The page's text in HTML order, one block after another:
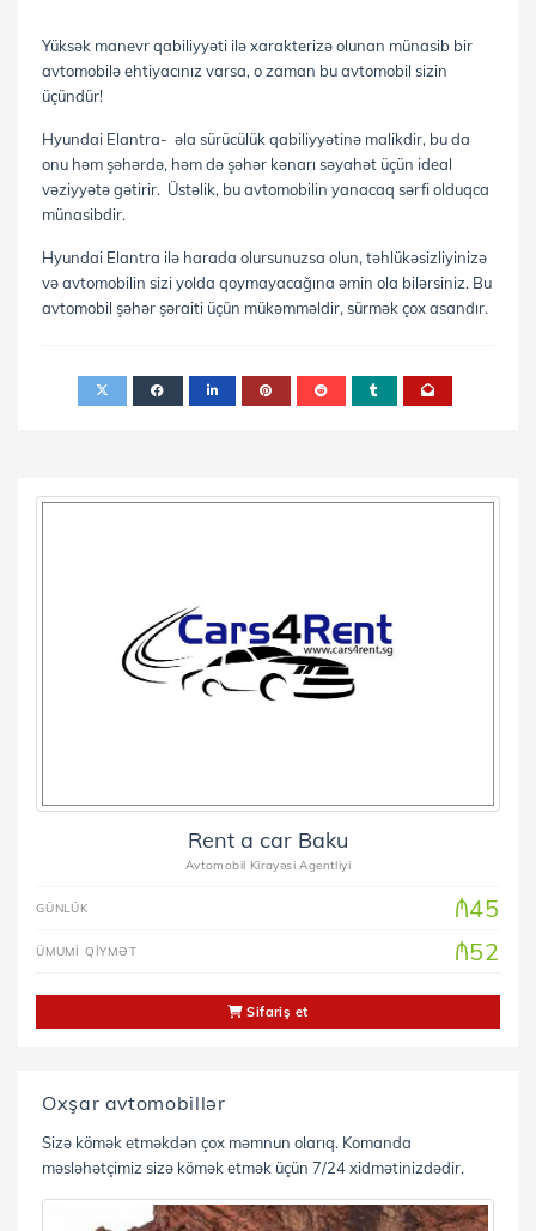
Yüksək manevr qabiliyyəti ilə xarakterizə olunan münasib bir
avtomobilə ehtiyacınız varsa, o zaman bu avtomobil sizin
üçündür!
Hyundai Elantra- əla sürücülük qabiliyyətinə malikdir, bu da
onu həm şəhərdə, həm də şəhər kənarı səyahət üçün ideal
vəziyyətə gətirir. Üstəlik, bu avtomobilin yanacaq sərfi olduqca
münasibdir.
Hyundai Elantra ilə harada olursunuzsa olun, təhlükəsizliyinizə
və avtomobilin sizi yolda qoymayacağına əmin ola bilərsiniz. Bu
avtomobil şəhər şəraiti üçün mükəmməldir, sürmək çox asandır.
Rent a car Baku
Avtomobil Kirayəsi Agentliyi
GÜNLÜK ₼45
ÜMUMİ QİYMƏT ₼52
Sifariş et
Oxşar avtomobillər
Sizə kömək etməkdən çox məmnun olarıq. Komanda
məsləhətçimiz sizə kömək etmək üçün 7/24 xidmətinizdədir.